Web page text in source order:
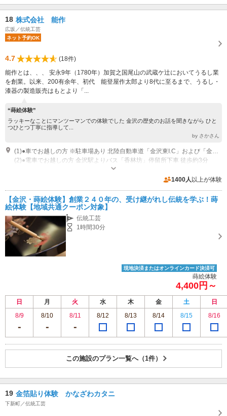
18 株式会社 能作
広坂／伝統工芸
ネット予約OK
4.7
(18件)
能作とは、、、 安永9年（1780年）加賀之国尾山の武蔵ケ辻においてうるし業
を創業。以来、200有余年、初代 能登屋作太郎より8代に至るまで、うるし・
漆器の製造販売はもとより「...
“蒔絵体験”
ラッキーなことにマンツーマンでの体験でした 金沢の歴史のお話を聞きながら ひと
つひとつ丁寧に指導して...
by さかさん
(1)●車でお越しの方 ※駐車場あり 北陸自動車道「金沢東I.C」および「金沢西」から約13キロ、約20分 約2台分の駐車スペースがございます。
(2)●電車でお越しの方 金沢駅よりバス「香林坊」停留所下車 徒歩約3分
営業時間：10：00～19：00 休館日：水曜日
1400人 以上が体験
【金沢・蒔絵体験】創業２４０年の、受け継がれし伝統を学ぶ！蒔
絵体験【地域共通クーポン対象】
伝統工芸
1時間30分
現地決済またはオンラインカード決済可
蒔絵体験
4,400円～
日 月 火 水 木 金 土
日
8/9
8/10 8/11 8/12 8/13 8/14 8/15 8/16
この施設のプラン一覧へ（1件）
19 金箔貼り体験 かなざわカタニ
下新町／伝統工芸